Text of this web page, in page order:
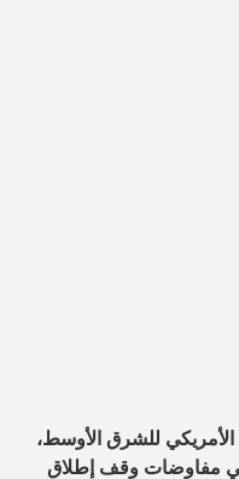
الأمريكي للشرق الأوسط،
في مفاوضات وقف إطلاق